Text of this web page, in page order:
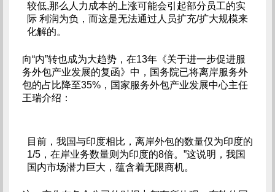
较低,那么人力成本的上涨可能会引起部分员工的实
际 利润为负，而这是无法通过人员扩充/扩大规模来
化解的。
向“内”转也成为大趋势，在13年《关于进一步促进服
务外包产业发展的复函》中，国务院已将离岸服务外
包的占比降至35%，国家服务外包产业发展中心主任
王瑞介绍：
目前，我国与印度相比，离岸外包的数量仅为印度的
1/5，在岸业务数量则为印度的8倍。”这说明，我国
国内市场潜力巨大，蕴含着无限商机。